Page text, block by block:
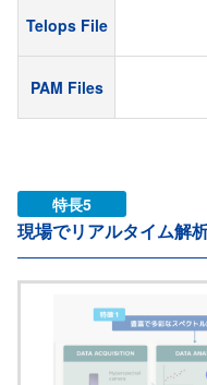
Telops File
PAM Files
特長5
現場でリアルタイム解